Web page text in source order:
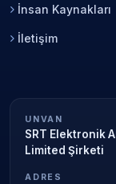
İnsan Kaynakları
İletişim
UNVAN
SRT Elektronik
Limited Şirketi
ADRES